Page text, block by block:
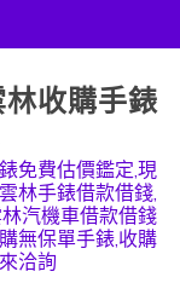
收購手錶
免費估價鑑定,現
林手錶借款借錢,
汽機車借款借錢
無保單手錶,收購
洽詢